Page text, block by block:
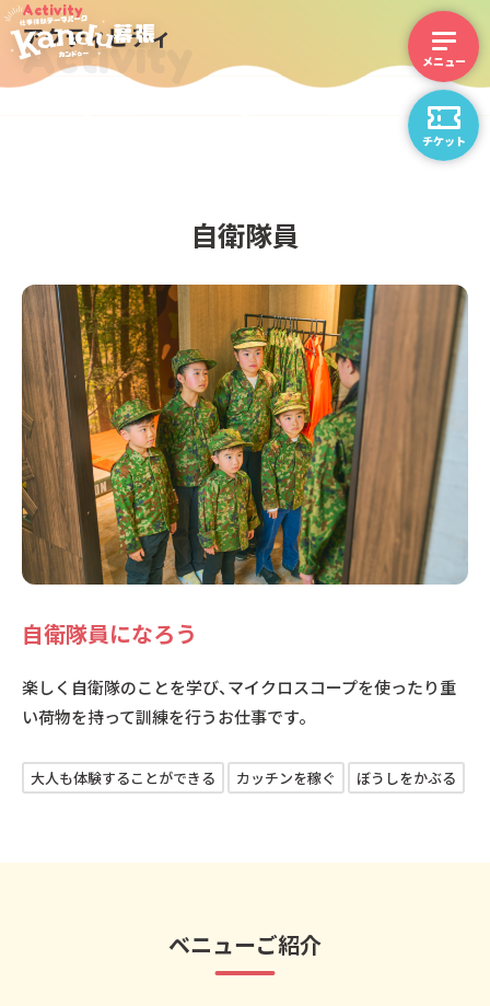
チケット
Activity
Activity
アクティビティ
自衛隊員
自衛隊員になろう
楽しく自衛隊のことを学び、マイクロスコープを使ったり重
い荷物を持って訓練を行うお仕事です。
大人も体験することができる カッチンを稼ぐ ぼうしをかぶる
ベニューご紹介